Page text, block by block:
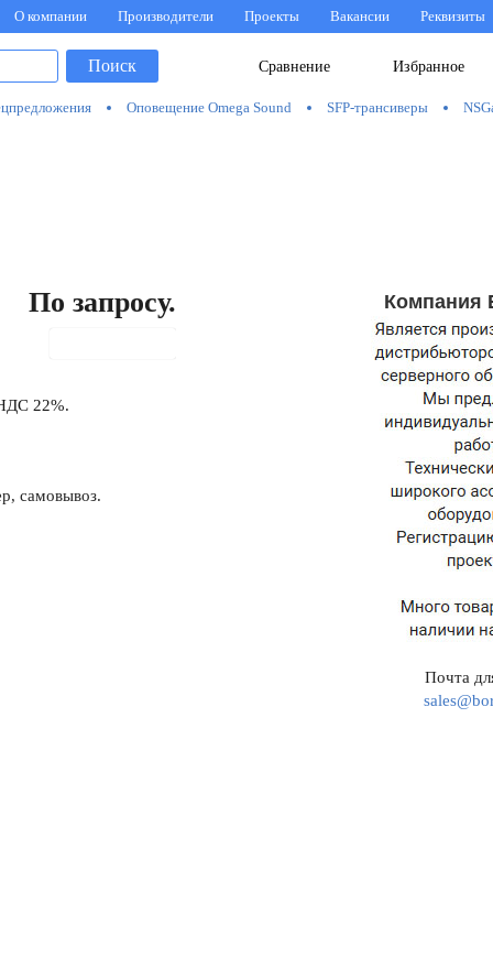
О компании Производители Проекты Вакансии Реквизиты
Избранное
Сравнение
Поиск
Оповещение Omega Sound SFP-трансиверы
По запросу.
22%.
самовывоз.
Компания
Почта